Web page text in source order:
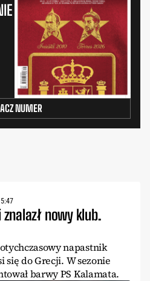
NUMER
nowy klub.
napastnik
się do Grecji. W sezonie
barwy PS Kalamata.